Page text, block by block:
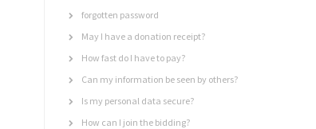
forgotten password
May I have a donation receipt?
How fast do I have to pay?
Can my information be seen by others?
Is my personal data secure?
How can I join the bidding?